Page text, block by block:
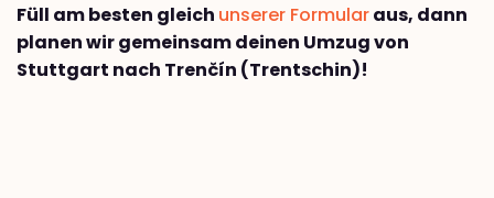
Füll am besten gleich unserer Formularaus, dann
planen wir gemeinsam deinen Umzug von
Stuttgart nach Trenčín (Trentschin)!